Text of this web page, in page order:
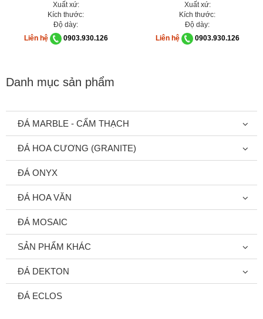
Xuất xứ:
Kích thước:
Độ dày:
Liên hệ
0903.930.126
Xuất xứ:
Kích thước:
Độ dày:
Liên hệ
0903.930.126
Danh mục sản phẩm
ĐÁ MARBLE - CẨM THẠCH
ĐÁ HOA CƯƠNG (GRANITE)
ĐÁ ONYX
ĐÁ HOA VĂN
ĐÁ MOSAIC
SẢN PHẨM KHÁC
ĐÁ DEKTON
ĐÁ ECLOS